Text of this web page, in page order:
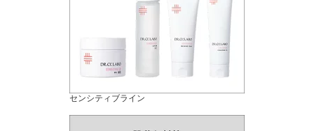
センシティブライン